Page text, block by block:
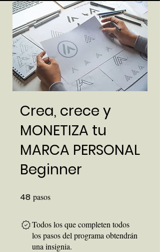
Crea, crece y
MONETIZA tu
MARCA PERSONAL
Beginner
48 pasos
Todos los que completen todos
los pasos del programa obtendrán
una insignia.